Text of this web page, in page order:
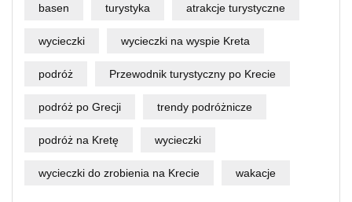
basen turystyka atrakcje turystyczne
wycieczki wycieczki na wyspie Kreta
podróż Przewodnik turystyczny po Krecie
podróż po Grecji trendy podróżnicze
podróż na Kretę wycieczki
wycieczki do zrobienia na Krecie wakacje